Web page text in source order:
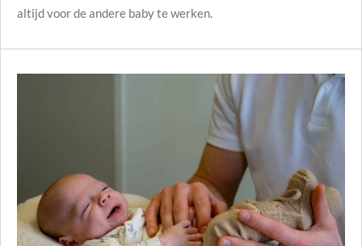
altijd voor de andere baby te werken.